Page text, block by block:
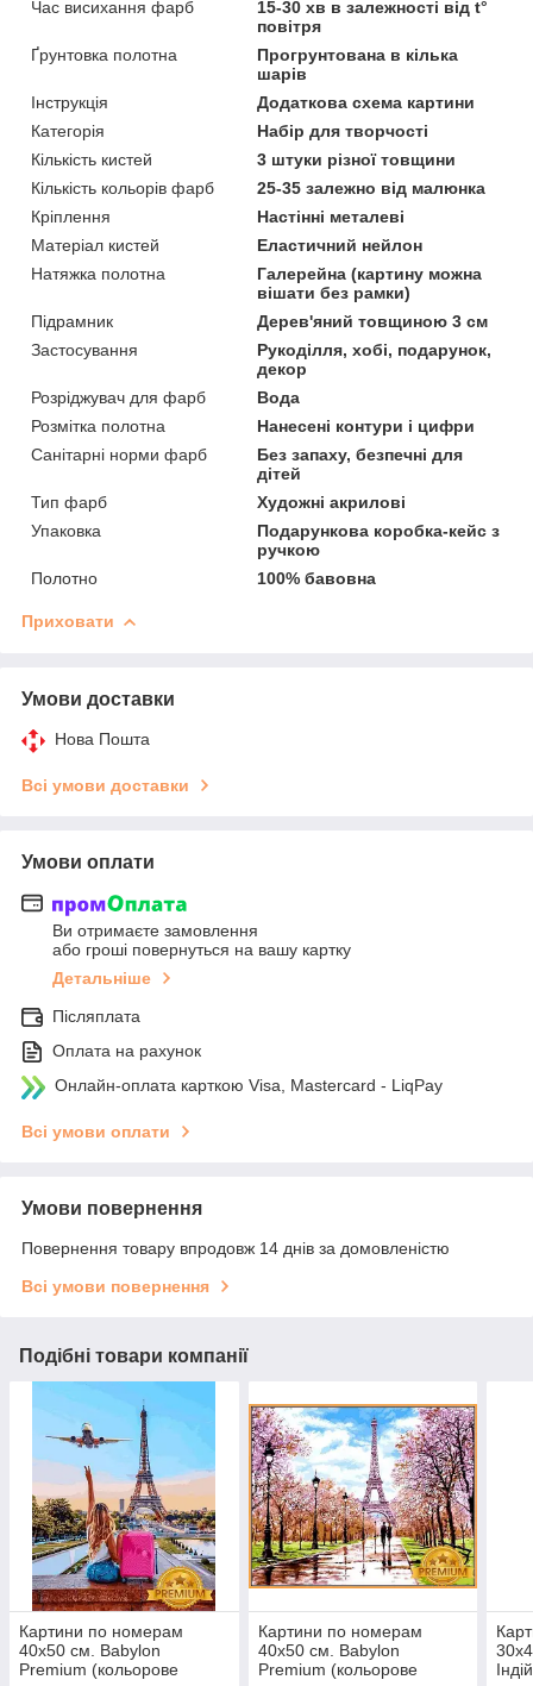
Час висихання фарб
15-30 хв в залежності від t°
повітря
Ґрунтовка полотна
Прогрунтована в кілька
шарів
Інструкція
Додаткова схема картини
Категорія
Набір для творчості
Кількість кистей
3 штуки різної товщини
Кількість кольорів фарб
25-35 залежно від малюнка
Кріплення
Настінні металеві
Матеріал кистей
Еластичний нейлон
Натяжка полотна
Галерейна (картину можна
вішати без рамки)
Підрамник
Дерев'яний товщиною 3 см
Застосування
Рукоділля, хобі, подарунок,
декор
Розріджувач для фарб
Вода
Розмітка полотна
Нанесені контури і цифри
Санітарні норми фарб
Без запаху, безпечні для
дітей
Тип фарб
Художні акрилові
Упаковка
Подарункова коробка-кейс з
ручкою
Полотно
100% бавовна
Приховати
Умови доставки
Нова Пошта
Всі умови доставки
Умови оплати
Ви отримаєте замовлення
або гроші повернуться на вашу картку
Детальніше
Післяплата
Оплата на рахунок
Онлайн-оплата карткою Visa, Mastercard - LiqPay
Всі умови оплати
Умови повернення
Повернення товару впродовж 14 днів за домовленістю
Всі умови повернення
Подібні товари компанії
Картини по номерам
40х50 см. Babylon
Premium (кольорове
Картини по номерам
40х50 см. Babylon
Premium (кольорове